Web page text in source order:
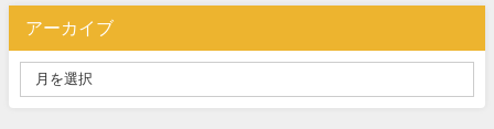
アーカイブ